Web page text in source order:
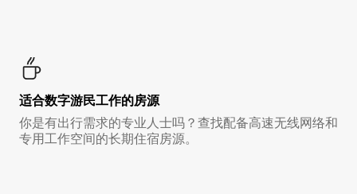
适合数字游民工作的房源
你是有出行需求的专业人士吗？查找配备高速无线网络和
专用工作空间的长期住宿房源。